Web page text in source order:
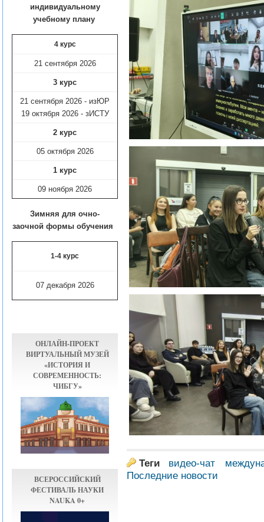
индивидуальному
учебному плану​
4 курс
21 сентября 2026
3 курс
21 сентября 2026 - изЮР
19 октября 2026 - зИСТУ
2 курс
05 октября 2026
1 курс
09 ноября 2026
Зимняя для очно-
заочной формы обучения
1-4 курс
07 декабря 2026
ОНЛАЙН-ПРОЕКТ
ВИРТУАЛЬНЫЙ МУЗЕЙ
«ИСТОРИЯ И
СОВРЕМЕННОСТЬ:
ЧИБГУ»
ВСЕРОССИЙСКИЙ
ФЕСТИВАЛЬ НАУКИ
NAUKA 0+
Теги видео-чат
Последние новости